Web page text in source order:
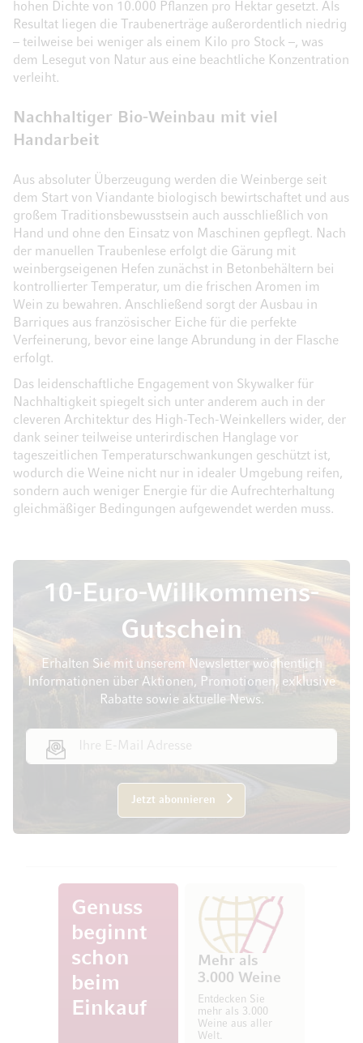
hohen Dichte von 10.000 Pflanzen pro Hektar gesetzt. Als
Resultat liegen die Traubenerträge außerordentlich niedrig
– teilweise bei weniger als einem Kilo pro Stock –, was
dem Lesegut von Natur aus eine beachtliche Konzentration
verleiht.
Nachhaltiger Bio-Weinbau mit viel
Handarbeit
Aus absoluter Überzeugung werden die Weinberge seit
dem Start von Viandante biologisch bewirtschaftet und aus
großem Traditionsbewusstsein auch ausschließlich von
Hand und ohne den Einsatz von Maschinen gepflegt. Nach
der manuellen Traubenlese erfolgt die Gärung mit
weinbergseigenen Hefen zunächst in Betonbehältern bei
kontrollierter Temperatur, um die frischen Aromen im
Wein zu bewahren. Anschließend sorgt der Ausbau in
Barriques aus französischer Eiche für die perfekte
Verfeinerung, bevor eine lange Abrundung in der Flasche
erfolgt.
Das leidenschaftliche Engagement von Skywalker für
Nachhaltigkeit spiegelt sich unter anderem auch in der
cleveren Architektur des High-Tech-Weinkellers wider, der
dank seiner teilweise unterirdischen Hanglage vor
tageszeitlichen Temperaturschwankungen geschützt ist,
wodurch die Weine nicht nur in idealer Umgebung reifen,
sondern auch weniger Energie für die Aufrechterhaltung
gleichmäßiger Bedingungen aufgewendet werden muss.
10-Euro-Willkommens-
Gutschein
Erhalten Sie mit unserem Newsletter wöchentlich
Informationen über Aktionen, Promotionen, exklusive
Rabatte sowie aktuelle News.
E-Mail Adresse
Jetzt abonnieren
Genuss
beginnt
schon
beim
Einkauf
Mehr als
3.000 Weine
Entdecken Sie
mehr als 3.000
Weine aus aller
Welt.